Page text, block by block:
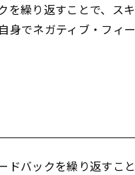
を繰り返すことで、ス
身でネガティブ・フィ
ドバックを繰り返すこ